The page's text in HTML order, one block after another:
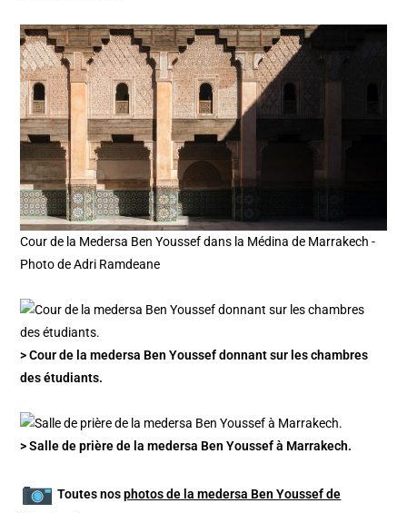
Cour de la Medersa Ben Youssef dans la Médina de Marrakech -
Photo de Adri Ramdeane
> Cour de la medersa Ben Youssef donnant sur les chambres
des étudiants.
> Salle de prière de la medersa Ben Youssef à Marrakech.
Toutes nosphotos de la medersa Ben Youssef de